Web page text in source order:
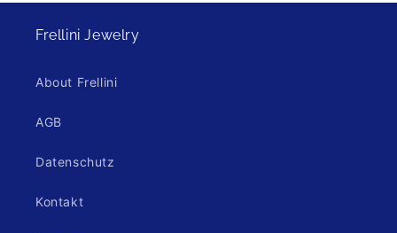
Frellini Jewelry
About Frellini
AGB
Datenschutz
Kontakt